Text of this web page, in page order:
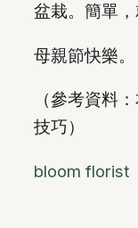
盆栽。簡單，
母親節快樂。
（參考資料
技巧）
bloom florist